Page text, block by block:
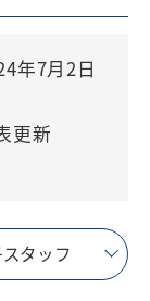
年7月2日
更新
タッフ